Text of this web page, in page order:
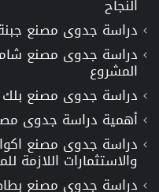
النجاح
دراسة جدوى مصنع
دراسة جدوى مصنع
المشروع
دراسة جدوى مصنع
أهمية دراسة جدوى
دراسة جدوى مصنع
والاستثمارات اللازمة
دراسة جدوى مصنع